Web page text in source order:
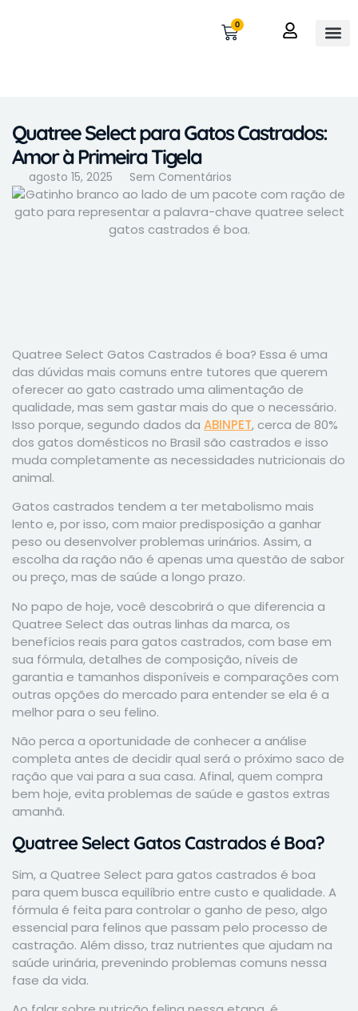
0
Quatree Select para Gatos Castrados:
Amor à Primeira Tigela
agosto 15, 2025 Sem Comentários
Quatree Select Gatos Castrados é boa? Essa é uma
das dúvidas mais comuns entre tutores que querem
oferecer ao gato castrado uma alimentação de
qualidade, mas sem gastar mais do que o necessário.
Isso porque, segundo dados da ABINPET, cerca de 80%
dos gatos domésticos no Brasil são castrados e isso
muda completamente as necessidades nutricionais do
animal.
Gatos castrados tendem a ter metabolismo mais
lento e, por isso, com maior predisposição a ganhar
peso ou desenvolver problemas urinários. Assim, a
escolha da ração não é apenas uma questão de sabor
ou preço, mas de saúde a longo prazo.
No papo de hoje, você descobrirá o que diferencia a
Quatree Select das outras linhas da marca, os
benefícios reais para gatos castrados, com base em
sua fórmula, detalhes de composição, níveis de
garantia e tamanhos disponíveis e comparações com
outras opções do mercado para entender se ela é a
melhor para o seu felino.
Não perca a oportunidade de conhecer a análise
completa antes de decidir qual será o próximo saco de
ração que vai para a sua casa. Afinal, quem compra
bem hoje, evita problemas de saúde e gastos extras
amanhã.
Quatree Select Gatos Castrados é Boa?
Sim, a Quatree Select para gatos castrados é boa
para quem busca equilíbrio entre custo e qualidade. A
fórmula é feita para controlar o ganho de peso, algo
essencial para felinos que passam pelo processo de
castração. Além disso, traz nutrientes que ajudam na
saúde urinária, prevenindo problemas comuns nessa
fase da vida.